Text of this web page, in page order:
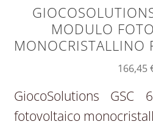
MODULO
MONOCRISTALLINO
166,45
GiocoSolutions
fotovoltaico